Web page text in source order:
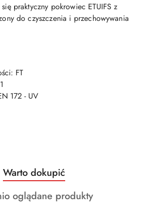
praktyczny pokrowiec ETUIFS z
do czyszczenia i przechowywania
FT
172 - UV
produktów
Produkty
o
statusie:
Warto dokupić
oglądane produkty